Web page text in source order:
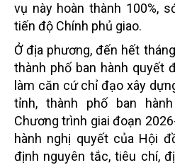
vụ này hoàn thành 100%,
tiến độ Chính phủ giao.
Ở địa phương, đến hết
thành phố ban hành quyết
làm căn cứ chỉ đạo xây
tỉnh, thành phố ban
Chương trình giai đoạn
hành nghị quyết của Hội
định nguyên tắc, tiêu chí,